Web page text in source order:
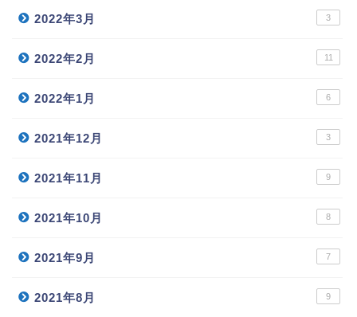
2022年3月 3
2022年2月 11
2022年1月 6
2021年12月 3
2021年11月 9
2021年10月 8
2021年9月 7
2021年8月 9